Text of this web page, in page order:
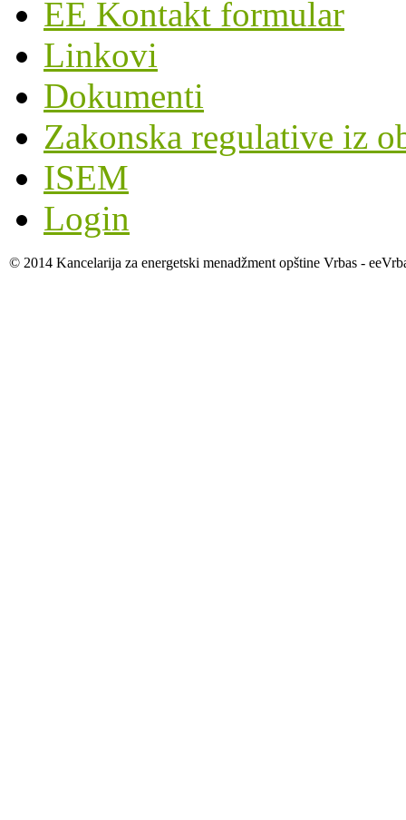
EE Kontakt formular
Linkovi
Dokumenti
Zakonska regulative iz
ISEM
Login
© 2014 Kancelarija za energetski menadžment opštine Vrbas -